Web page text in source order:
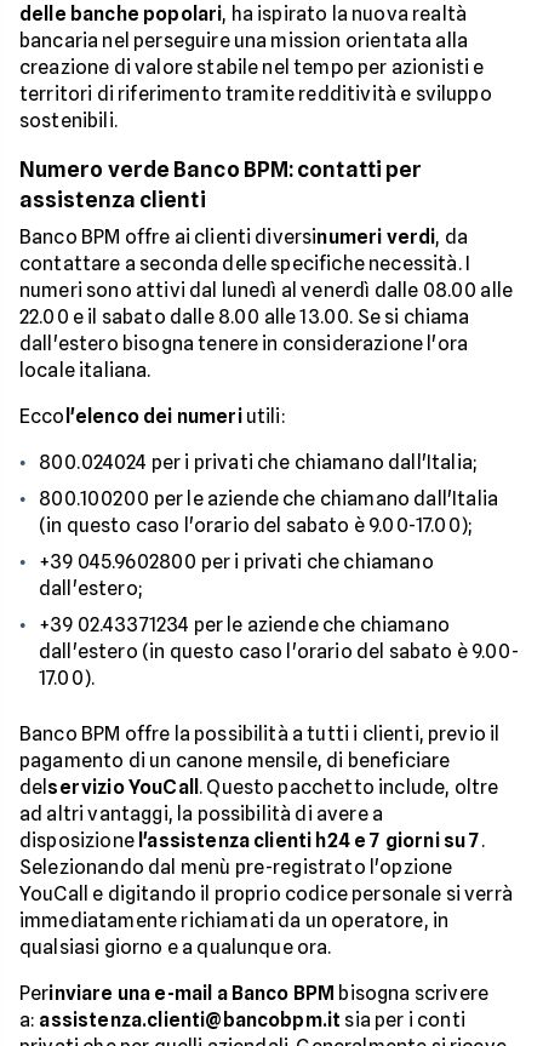
delle banche popolari, ha ispirato la nuova realtà
bancaria nel perseguire una mission orientata alla
creazione di valore stabile nel tempo per azionisti e
territori di riferimento tramite redditività e sviluppo
sostenibili.
Numero verde Banco BPM: contatti per
assistenza clienti
Banco BPM offre ai clienti diversinumeri verdi, da
contattare a seconda delle specifiche necessità. I
numeri sono attivi dal lunedì al venerdì dalle 08.00 alle
22.00 e il sabato dalle 8.00 alle 13.00. Se si chiama
dall'estero bisogna tenere in considerazione l'ora
locale italiana.
Ecco l'elenco dei numeriutili:
800.024024 per i privati che chiamano dall'Italia;
800.100200 per le aziende che chiamano dall'Italia
(in questo caso l'orario del sabato è 9.00-17.00);
+39 045.9602800 per i privati che chiamano
dall'estero;
+39 02.43371234 per le aziende che chiamano
dall'estero (in questo caso l'orario del sabato è 9.00-
17.00).
Banco BPM offre la possibilità a tutti i clienti, previo il
pagamento di un canone mensile, di beneficiare
del servizio YouCall . Questo pacchetto include, oltre
ad altri vantaggi, la possibilità di avere a
disposizione l'assistenza clienti h24 e 7 giorni su 7.
Selezionando dal menù pre-registrato l'opzione
YouCall e digitando il proprio codice personale si verrà
immediatamente richiamati da un operatore, in
qualsiasi giorno e a qualunque ora.
Perinviare una e-mail a Banco BPM bisogna scrivere
a: assistenza.clienti@bancobpm.it sia per i conti